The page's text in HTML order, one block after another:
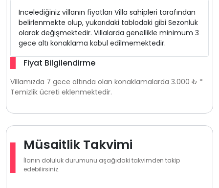
İncelediğiniz villanın fiyatları Villa sahipleri tarafından
belirlenmekte olup, yukarıdaki tablodaki gibi Sezonluk
olarak değişmektedir. Villalarda genellikle minimum 3
gece altı konaklama kabul edilmemektedir.
Fiyat Bilgilendirme
Villamızda 7 gece altında olan konaklamalarda 3.000 ₺ *
Temizlik ücreti eklenmektedir.
Müsaitlik Takvimi
İlanın doluluk durumunu aşağıdaki takvimden takip
edebilirsiniz.